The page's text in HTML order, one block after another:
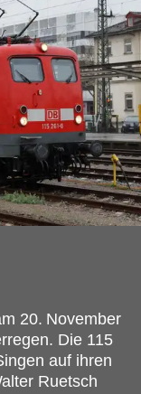
20. November
Die 115
auf ihren
Ruetsch